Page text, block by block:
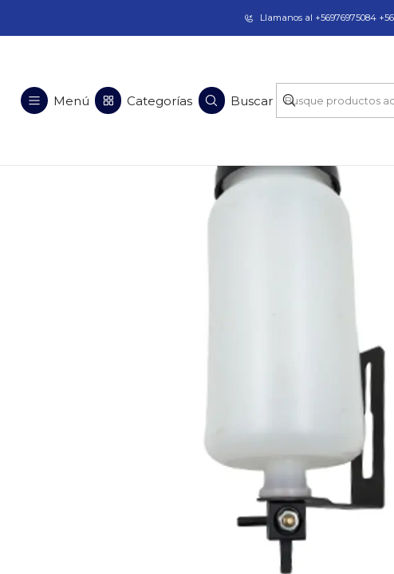
Taladros Magnéticos en Chile | Venta, Arriendo
Menú Categorías Buscar
Llamanos al +56976975084